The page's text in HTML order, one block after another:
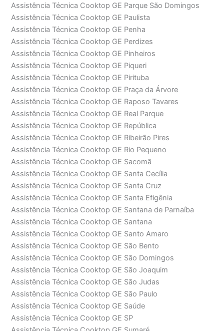
Assistência Técnica Cooktop GE Parque São Domingos
Assistência Técnica Cooktop GE Paulista
Assistência Técnica Cooktop GE Penha
Assistência Técnica Cooktop GE Perdizes
Assistência Técnica Cooktop GE Pinheiros
Assistência Técnica Cooktop GE Piqueri
Assistência Técnica Cooktop GE Pirituba
Assistência Técnica Cooktop GE Praça da Árvore
Assistência Técnica Cooktop GE Raposo Tavares
Assistência Técnica Cooktop GE Real Parque
Assistência Técnica Cooktop GE República
Assistência Técnica Cooktop GE Ribeirão Pires
Assistência Técnica Cooktop GE Rio Pequeno
Assistência Técnica Cooktop GE Sacomã
Assistência Técnica Cooktop GE Santa Cecília
Assistência Técnica Cooktop GE Santa Cruz
Assistência Técnica Cooktop GE Santa Efigênia
Assistência Técnica Cooktop GE Santana de Parnaíba
Assistência Técnica Cooktop GE Santana
Assistência Técnica Cooktop GE Santo Amaro
Assistência Técnica Cooktop GE São Bento
Assistência Técnica Cooktop GE São Domingos
Assistência Técnica Cooktop GE São Joaquim
Assistência Técnica Cooktop GE São Judas
Assistência Técnica Cooktop GE São Paulo
Assistência Técnica Cooktop GE Saúde
Assistência Técnica Cooktop GE SP